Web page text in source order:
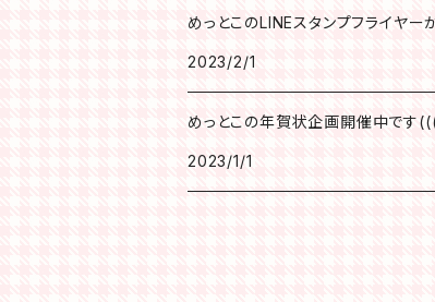
めっとこのLINEスタンプフライ
2023/2/1
めっとこの年賀状企画開催中で
2023/1/1